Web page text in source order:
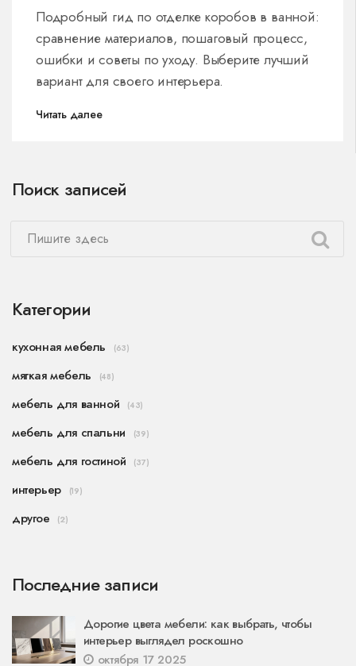
Подробный гид по отделке коробов в ванной:
сравнение материалов, пошаговый процесс,
ошибки и советы по уходу. Выберите лучший
вариант для своего интерьера.
Читать далее
Поиск записей
Категории
кухонная мебель (63)
мягкая мебель (48)
мебель для ванной (43)
мебель для спальни (39)
мебель для гостиной (37)
интерьер (19)
другое (2)
Последние записи
Дорогие цвета мебели: как выбрать, чтобы
интерьер выглядел роскошно
октября 17 2025